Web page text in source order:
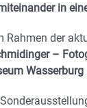
in
Rahmen der
–
Wasserburg